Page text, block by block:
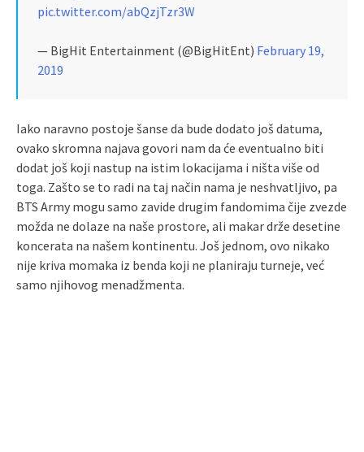
pic.twitter.com/abQzjTzr3W
— BigHit Entertainment (@BigHitEnt) February 19,
2019
Iako naravno postoje šanse da bude dodato još datuma,
ovako skromna najava govori nam da će eventualno biti
dodat još koji nastup na istim lokacijama i ništa više od
toga. Zašto se to radi na taj način nama je neshvatljivo, pa
BTS Army mogu samo zavide drugim fandomima čije zvezde
možda ne dolaze na naše prostore, ali makar drže desetine
koncerata na našem kontinentu. Još jednom, ovo nikako
nije kriva momaka iz benda koji ne planiraju turneje, već
samo njihovog menadžmenta.